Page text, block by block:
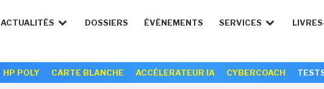
ACTUALITÉS DOSSIERS ÉVÉNEMENTS SERVICES
HP POLY CARTE BLANCHE ACCÉLERATEUR IA CYBERCOACH